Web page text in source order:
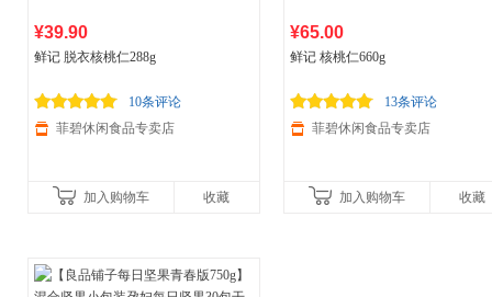
¥39.90
鲜记 脱衣核桃仁288g
10条评论
菲碧休闲食品专卖店
加入购物车 收藏
¥65.00
鲜记 核桃仁660g
13条评论
菲碧休闲食品专卖店
加入购物车 收藏